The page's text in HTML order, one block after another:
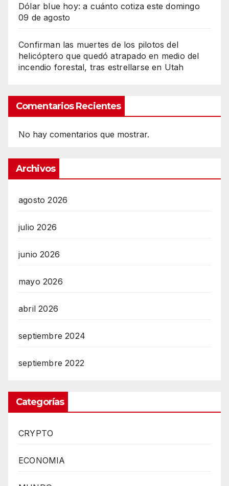
Dólar blue hoy: a cuánto cotiza este domingo
09 de agosto
Confirman las muertes de los pilotos del
helicóptero que quedó atrapado en medio del
incendio forestal, tras estrellarse en Utah
Comentarios Recientes
No hay comentarios que mostrar.
Archivos
agosto 2026
julio 2026
junio 2026
mayo 2026
abril 2026
septiembre 2024
septiembre 2022
Categorías
CRYPTO
ECONOMIA